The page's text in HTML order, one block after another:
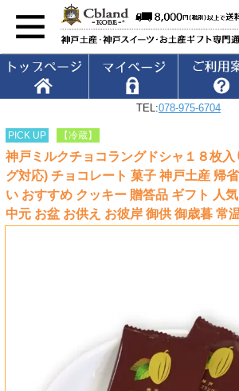
TEL:078-975-6704
PICK UP 【冷蔵】
神戸ミルクチョコラングドシャ１８枚
グ対応) チョコレート 菓子 神戸土産 帰
い おすすめ クッキー 贈答品 ギフト 人
中元 お盆 お供え お彼岸 御供 御歳暮 常